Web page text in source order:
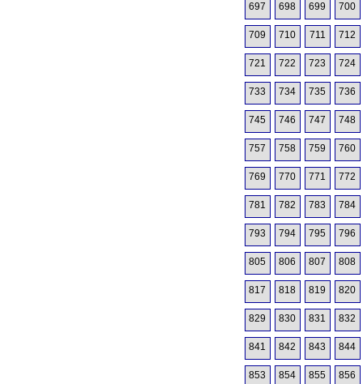
697 698 699 700
709 710 711 712
721 722 723 724
733 734 735 736
745 746 747 748
757 758 759 760
769 770 771 772
781 782 783 784
793 794 795 796
805 806 807 808
817 818 819 820
829 830 831 832
841 842 843 844
853 854 855 856